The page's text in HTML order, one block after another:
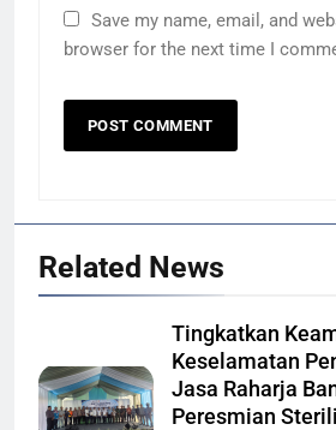
Save my name, email, and
browser for the next time I
Related News
Tingkatkan
Keselamatan
Jasa Raharja
Peresmian